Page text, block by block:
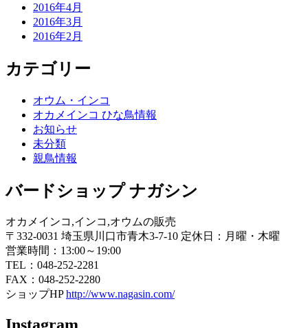
2016年4月
2016年3月
2016年2月
カテゴリー
オウム・インコ
オカメインコ ひな鳥情報
お知らせ
未分類
親鳥情報
バードショップ ナガシン
オカメインコ,インコ,オウムの販売
〒332-0031 埼玉県川口市青木3-7-10 定休日：月曜・木曜
営業時間：13:00～19:00
TEL：048-252-2281
FAX：048-252-2280
ショップHPhttp://www.nagasin.com/